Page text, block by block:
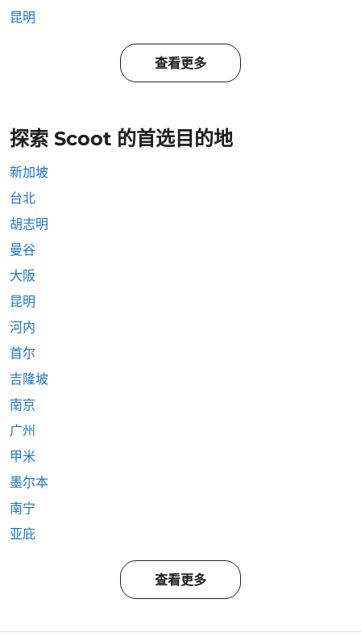
昆明
查看更多
探索 Scoot 的首选目的地
新加坡
台北
胡志明
曼谷
大阪
昆明
河内
首尔
吉隆坡
南京
广州
甲米
墨尔本
南宁
亚庇
查看更多